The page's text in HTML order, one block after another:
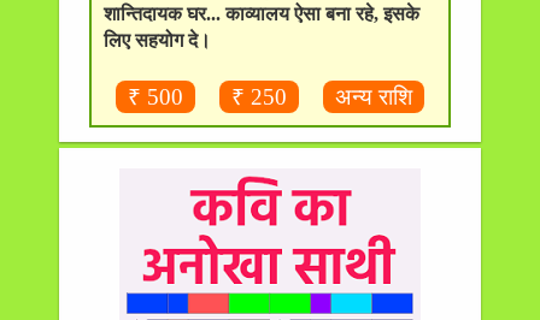
शान्तिदायक घर... काव्यालय ऐसा बना रहे, इसके
लिए सहयोग दे।
₹ 500 ₹ 250 अन्य राशि